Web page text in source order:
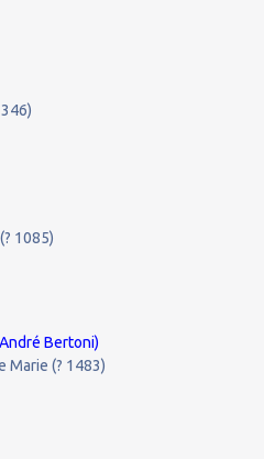
1085)
Bertoni)
Marie (? 1483)